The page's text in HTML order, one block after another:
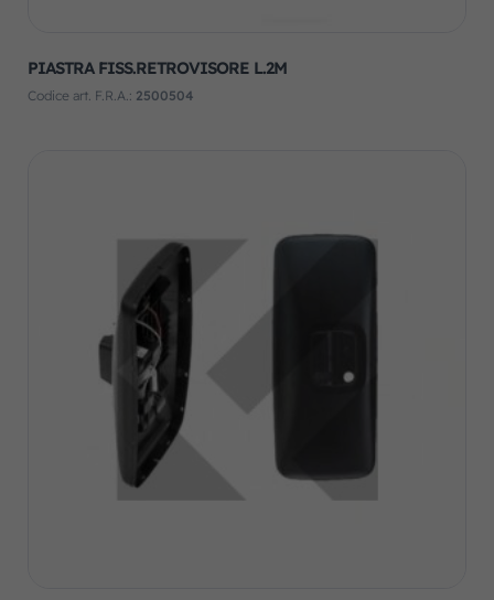
PIASTRA FISS.RETROVISORE L.2M
Codice art. F.R.A.: 2500504